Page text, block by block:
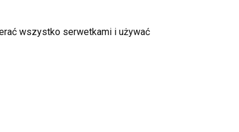
wszystko serwetkami i używać